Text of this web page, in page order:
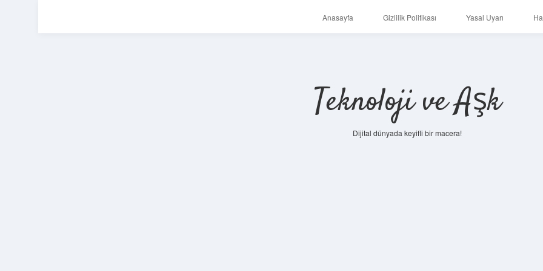
Anasayfa Gizlilik Politikası Yasal Uyarı
Teknoloji ve Aşk
Dijital dünyada keyifli bir macera!